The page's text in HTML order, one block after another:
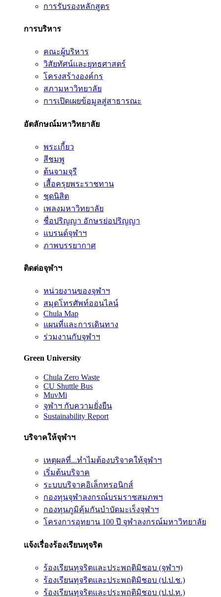
การรับรองหลักสูตร
การบริหาร
คณะผู้บริหาร
วิสัยทัศน์และยุทธศาสตร์
โครงสร้างองค์กร
สภามหาวิทยาลัย
การเปิดเผยข้อมูลสู่สาธารณะ
อัตลักษณ์มหาวิทยาลัย
พระเกี้ยว
สีชมพู
ต้นจามจุรี
เสื้อครุยพระราชทาน
ชุดนิสิต
เพลงมหาวิทยาลัย
ชื่อปริญญา อักษรย่อปริญญา
แบรนด์จุฬาฯ
ภาพบรรยากาศ
ติดต่อจุฬาฯ
หน่วยงานของจุฬาฯ
สมุดโทรศัพท์ออนไลน์
Chula Map
แผนที่และการเดินทาง
ร่วมงานกับจุฬาฯ
Green University
Chula Zero Waste
CU Shuttle Bus
MuvMi
จุฬาฯ กับความยั่งยืน
Sustainability Report
บริจาคให้จุฬาฯ
เหตุผลที่...ทำไมต้องบริจาคให้จุฬาฯ
เริ่มต้นบริจาค
ระบบบริจาคอิเล็กทรอนิกส์
กองทุนจุฬาลงกรณ์บรมราชสมภพฯ
กองทุนภูมิคุ้มกันบำบัดมะเร็งจุฬาฯ
โครงการอุทยาน 100 ปี จุฬาลงกรณ์มหาวิทยาลัย
แจ้งเรื่องร้องเรียนทุจริต
ร้องเรียนทุจริตและประพฤติมิชอบ (จุฬาฯ)
ร้องเรียนทุจริตและประพฤติมิชอบ (ป.ป.ช.)
ร้องเรียนทุจริตและประพฤติมิชอบ (ป.ป.ท.)